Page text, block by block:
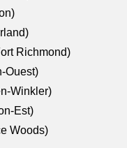
Richmond)
Ouest)
Winkler)
Est)
Woods)